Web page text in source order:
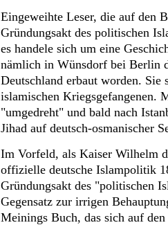
Eingeweihte Leser, die auf den
Gründungsakt des politischen
es handele sich um eine
nämlich in Wünsdorf bei Berlin
Deutschland erbaut worden.
islamischen Kriegsgefangenen.
"umgedreht" und bald nach
Jihad auf deutsch-osmanischer
Im Vorfeld, als Kaiser Wilhelm
offizielle deutsche Islampolitik
Gründungsakt des "politischen
Gegensatz zur irrigen
Meinings Buch, das sich auf